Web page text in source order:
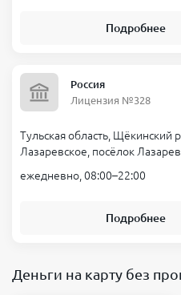
Подробнее
Россия
Лицензия №328
Тульская область, Щёкинский
Лазаревское, посёлок
ежедневно, 08:00–22:00
Подробнее
Деньги на карту без